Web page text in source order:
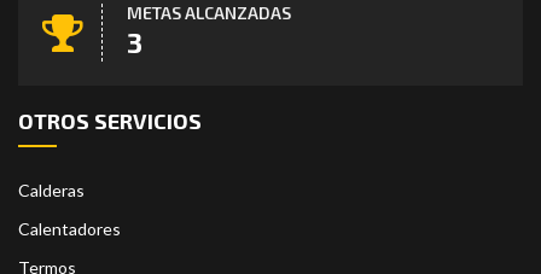
METAS ALCANZADAS
4
OTROS SERVICIOS
Calderas
Calentadores
Termos